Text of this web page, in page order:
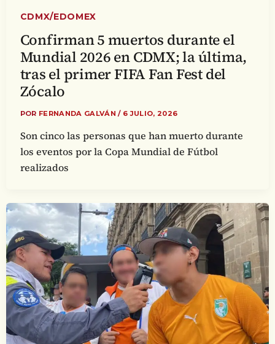
CDMX/EDOMEX
Confirman 5 muertos durante el
Mundial 2026 en CDMX; la última,
tras el primer FIFA Fan Fest del
Zócalo
POR FERNANDA GALVÁN/ 6 JULIO, 2026
Son cinco las personas que han muerto durante
los eventos por la Copa Mundial de Fútbol
realizados